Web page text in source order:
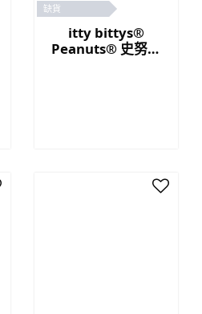
缺貨
itty bittys®
Peanuts® 史努比